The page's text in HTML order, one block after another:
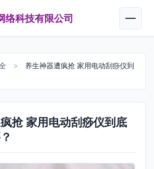
络科技有限公司
>
养生神器遭疯抢 家用电动刮痧仪到
抢 家用电动刮痧仪到底